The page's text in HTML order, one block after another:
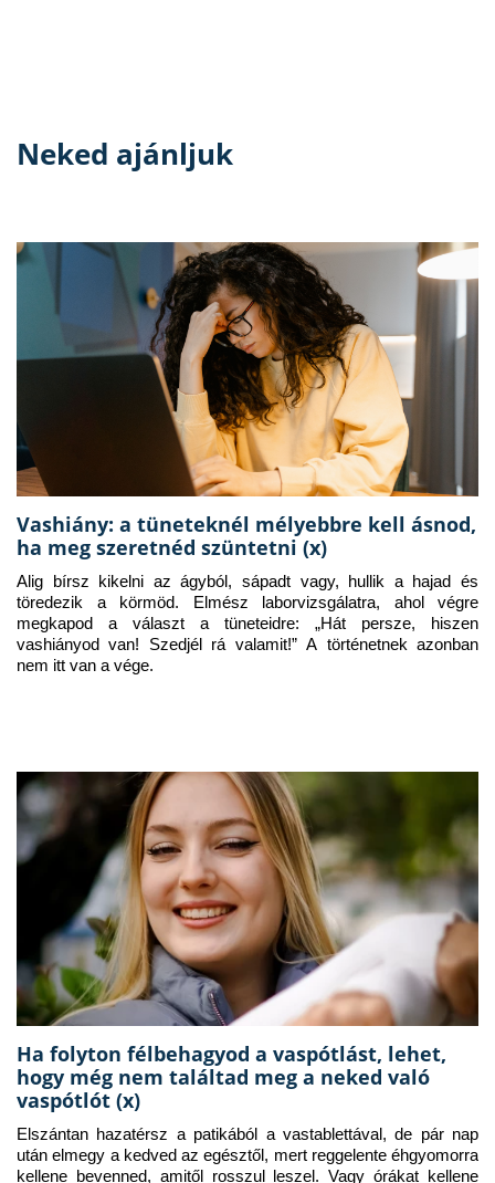
Neked ajánljuk
Vashiány: a tüneteknél mélyebbre kell ásnod,
ha meg szeretnéd szüntetni (x)
Alig bírsz kikelni az ágyból, sápadt vagy, hullik a hajad és
töredezik a körmöd. Elmész laborvizsgálatra, ahol végre
megkapod a választ a tüneteidre: „Hát persze, hiszen
vashiányod van! Szedjél rá valamit!” A történetnek azonban
nem itt van a vége.
Ha folyton félbehagyod a vaspótlást, lehet,
hogy még nem találtad meg a neked való
vaspótlót (x)
Elszántan hazatérsz a patikából a vastablettával, de pár nap
után elmegy a kedved az egésztől, mert reggelente éhgyomorra
kellene bevenned, amitől rosszul leszel. Vagy órákat kellene